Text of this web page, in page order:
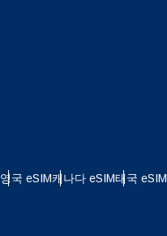
영국 eSIM캐나다 eSIM태국 eSIM